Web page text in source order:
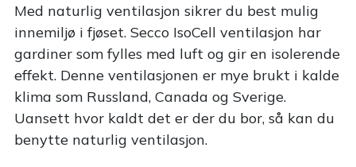
Med naturlig ventilasjon sikrer du best mulig
innemiljø i fjøset. Secco IsoCell ventilasjon har
gardiner som fylles med luft og gir en isolerende
effekt. Denne ventilasjonen er mye brukt i kalde
klima som Russland, Canada og Sverige.
Uansett hvor kaldt det er der du bor, så kan du
benytte naturlig ventilasjon.